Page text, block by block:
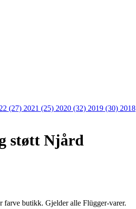
(27) 2021 (25) 2020 (32) 2019 (30) 2018
støtt Njård
farve butikk. Gjelder alle Flügger-varer.